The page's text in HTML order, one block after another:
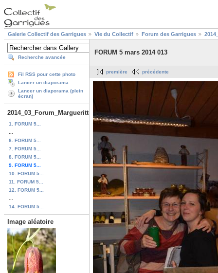
Galerie Collectif des Garrigues Vie du Collectif Forum des Garrigues
Recherche avancée
Fil RSS pour cette photo
Lancer un diaporama
Lancer un diaporama (plein
écran)
2014_03_Forum_Marguerittes
1. FORUM 5...
6. FORUM 5...
7. FORUM 5...
8. FORUM 5...
9. FORUM 5...
10. FORUM 5...
11. FORUM 5...
12. FORUM 5...
14. FORUM 5...
Image aléatoire
FORUM 5 mars 2014 013
première précédente